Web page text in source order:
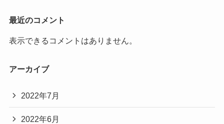
最近のコメント
表示できるコメントはありません。
アーカイブ
2022年7月
2022年6月